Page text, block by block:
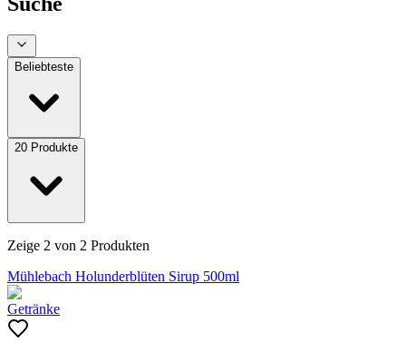
Beliebteste
20 Produkte
Zeige 2 von 2 Produkten
Mühlebach Holunderblüten Sirup 500ml
Getränke